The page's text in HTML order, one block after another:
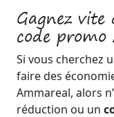
Gagnez
code
Si vous cherchez
faire des
Ammareal, alors
réduction ou un